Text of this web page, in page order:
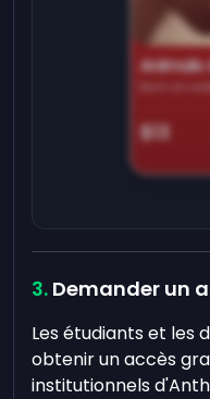
Animals
Earn on
$13
Demander un
Les étudiants et les
obtenir un accès
institutionnels